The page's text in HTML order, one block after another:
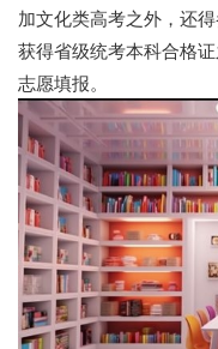
加文化类高考之外，还
获得省级统考本科合格
志愿填报。